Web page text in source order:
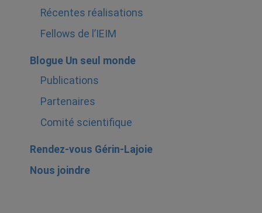
Récentes réalisations
Fellows de l’IEIM
Blogue Un seul monde
Publications
Partenaires
Comité scientifique
Rendez-vous Gérin-Lajoie
Nous joindre